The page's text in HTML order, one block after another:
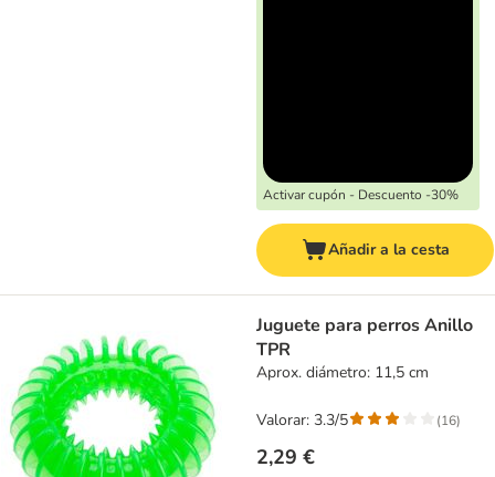
Activar cupón - Descuento -30%
Añadir a la cesta
Juguete para perros Anillo
TPR
Aprox. diámetro: 11,5 cm
2,29 €
Valorar: 3.3/5 (16)